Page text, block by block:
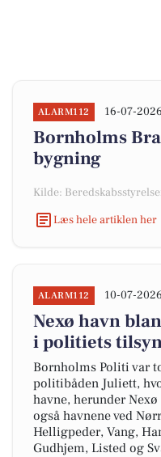
ALARM112 16-07-
Bornholms
bygning
Kilde:
Læs hele artiklen her
ALARM112 10-07-
Nexø havn
i politiets
Bornholms Politi var
politibåden Juliett,
havne, herunder
også havnene ved
Helligpeder, Vang,
Gudhjem, Listed og